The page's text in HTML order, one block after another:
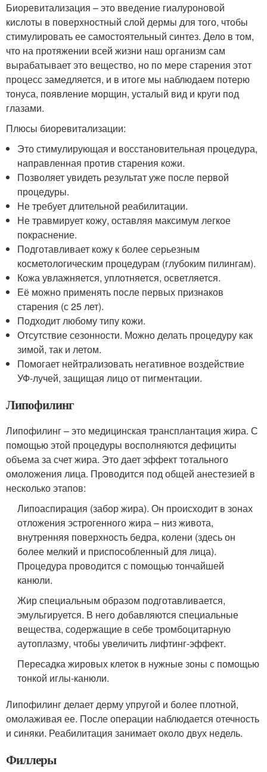
Биоревитализация – это введение гиалуроновой
кислоты в поверхностный слой дермы для того, чтобы
стимулировать ее самостоятельный синтез. Дело в том,
что на протяжении всей жизни наш организм сам
вырабатывает это вещество, но по мере старения этот
процесс замедляется, и в итоге мы наблюдаем потерю
тонуса, появление морщин, усталый вид и круги под
глазами.
Плюсы биоревитализации:
Это стимулирующая и восстановительная процедура,
направленная против старения кожи.
Позволяет увидеть результат уже после первой
процедуры.
Не требует длительной реабилитации.
Не травмирует кожу, оставляя максимум легкое
покраснение.
Подготавливает кожу к более серьезным
косметологическим процедурам (глубоким пилингам).
Кожа увлажняется, уплотняется, осветляется.
Её можно применять после первых признаков
старения (с 25 лет).
Подходит любому типу кожи.
Отсутствие сезонности. Можно делать процедуру как
зимой, так и летом.
Помогает нейтрализовать негативное воздействие
УФ-лучей, защищая лицо от пигментации.
Липофилинг
Липофилинг – это медицинская трансплантация жира. С
помощью этой процедуры восполняются дефициты
объема за счет жира. Это дает эффект тотального
омоложения лица. Проводится под общей анестезией в
несколько этапов:
Липоаспирация (забор жира). Он происходит в зонах
отложения эстрогенного жира – низ живота,
внутренняя поверхность бедра, колени (здесь он
более мелкий и приспособленный для лица).
Процедура проводится с помощью тончайшей
канюли.
Жир специальным образом подготавливается,
эмульгируется. В него добавляются специальные
вещества, содержащие в себе тромбоцитарную
аутоплазму, чтобы увеличить лифтинг-эффект.
Пересадка жировых клеток в нужные зоны с помощью
тонкой иглы-канюли.
Липофилинг делает дерму упругой и более плотной,
омолаживая ее. После операции наблюдается отечность
и синяки. Реабилитация занимает около двух недель.
Филлеры